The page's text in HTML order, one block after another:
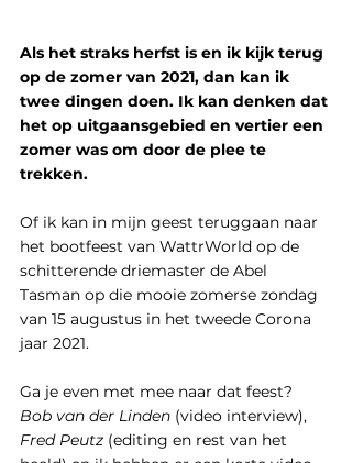
Als het straks herfst is en ik kijk terug
op de zomer van 2021, dan kan ik
twee dingen doen. Ik kan denken dat
het op uitgaansgebied en vertier een
zomer was om door de plee te
trekken.
Of ik kan in mijn geest teruggaan naar
het bootfeest van WattrWorld op de
schitterende driemaster de Abel
Tasman op die mooie zomerse zondag
van 15 augustus in het tweede Corona
jaar 2021.
Ga je even met mee naar dat feest?
Bob van der Linden (video interview),
Fred Peutz (editing en rest van het